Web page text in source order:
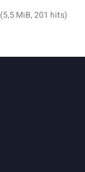
(5,5 MiB, 201 hits)